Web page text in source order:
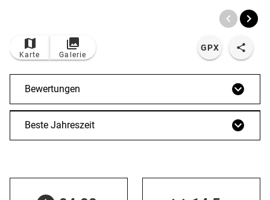
Karte Galerie
GPX
Bewertungen
Beste Jahreszeit